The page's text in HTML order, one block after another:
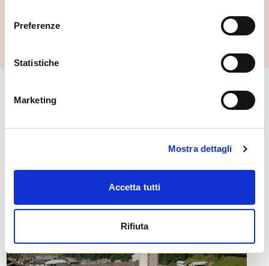
Preferenze
Statistiche
Marketing
Mostra dettagli
Accetta tutti
Rifiuta
🏘️ Scopri il comune di
Gerola Alta